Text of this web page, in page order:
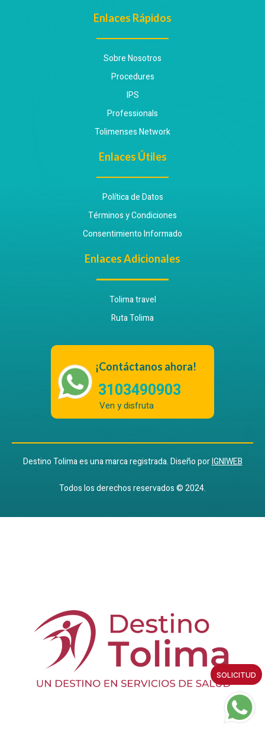
Enlaces Rápidos
Sobre Nosotros
Procedures
IPS
Professionals
Tolimenses Network
Enlaces Útiles
Política de Datos
Términos y Condiciones
Consentimiento Informado
Enlaces Adicionales
Tolima travel
Ruta Tolima
¡Contáctanos ahora!
3103490903
Ven y disfruta
Destino Tolima es una marca registrada. Diseño porIGNIWEB
Todos los derechos reservados © 2024.
SOLICITUD